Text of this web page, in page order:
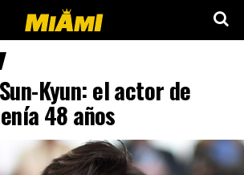
Kyun: el actor de
48 años